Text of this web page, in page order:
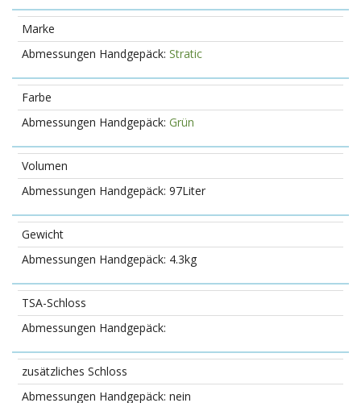
Marke
Stratic
Farbe
Grün
Volumen
97Liter
Gewicht
4.3kg
TSA-Schloss
zusätzliches Schloss
nein